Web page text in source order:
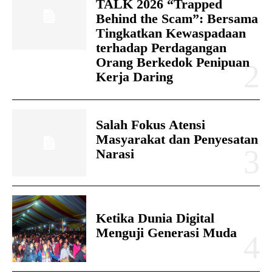
TALK 2026 “Trapped
Behind the Scam”: Bersama
Tingkatkan Kewaspadaan
terhadap Perdagangan
Orang Berkedok Penipuan
Kerja Daring
Salah Fokus Atensi
Masyarakat dan Penyesatan
Narasi
Ketika Dunia Digital
Menguji Generasi Muda